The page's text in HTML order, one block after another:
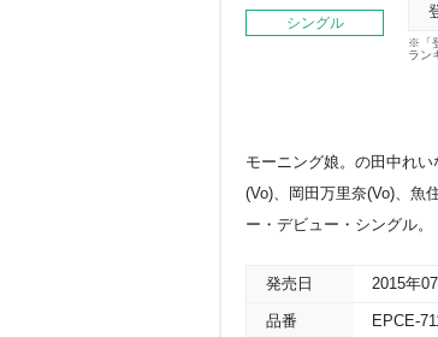
シングル
※「
ラン
モーニング娘。の田中れ
(Vo)、岡田万里奈(Vo)、魚
ー・デビュー・シングル
発売日 2015年
品番 EPCE-